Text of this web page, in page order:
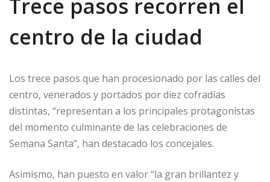
Trece pasos recorren el
centro de la ciudad
Los trece pasos que han procesionado por las calles del
centro, venerados y portados por diez cofradías
distintas, “representan a los principales protagonistas
del momento culminante de las celebraciones de
Semana Santa”, han destacado los concejales.
Asimismo, han puesto en valor “la gran brillantez y